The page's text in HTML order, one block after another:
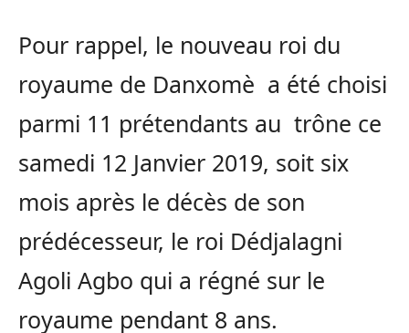
Pour rappel, le nouveau roi du
royaume de Danxomè a été choisi
parmi 11 prétendants au trône ce
samedi 12 Janvier 2019, soit six
mois après le décès de son
prédécesseur, le roi Dédjalagni
Agoli Agbo qui a régné sur le
royaume pendant 8 ans.